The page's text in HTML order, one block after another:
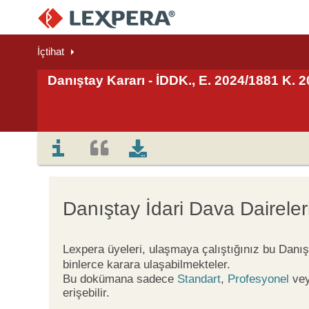
İçtihat
Danıştay Kararı - İDDK., E. 2024/1881 K.
Danıştay İdari Dava
Lexpera üyeleri, ulaşmaya çalıştığınız bu
binlerce karara ulaşabilmekteler.
Bu dokümana sadece Standart, Profesyonel
erişebilir.